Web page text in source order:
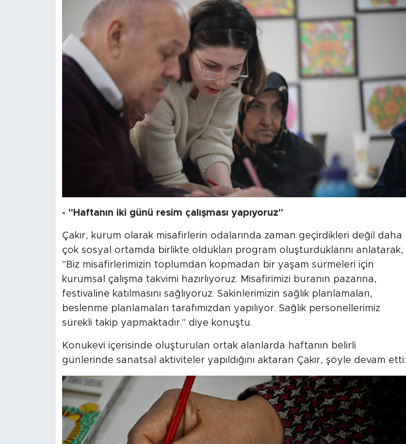
- "Haftanın iki günü resim çalışması yapıyoruz"
Çakır, kurum olarak misafirlerin odalarında zaman geçirdikleri değil daha
çok sosyal ortamda birlikte oldukları program oluşturduklarını anlatarak,
"Biz misafirlerimizin toplumdan kopmadan bir yaşam sürmeleri için
kurumsal çalışma takvimi hazırlıyoruz. Misafirimizi buranın pazarına,
festivaline katılmasını sağlıyoruz. Sakinlerimizin sağlık planlamaları,
beslenme planlamaları tarafımızdan yapılıyor. Sağlık personellerimiz
sürekli takip yapmaktadır." diye konuştu.
Konukevi içerisinde oluşturulan ortak alanlarda haftanın belirli
günlerinde sanatsal aktiviteler yapıldığını aktaran Çakır, şöyle devam etti: